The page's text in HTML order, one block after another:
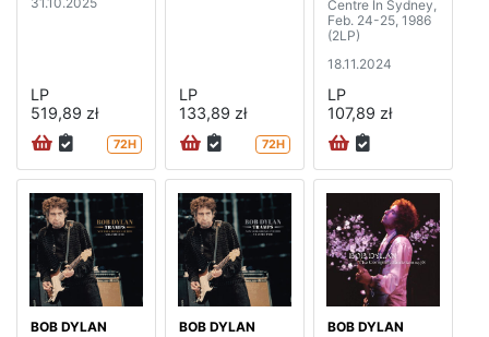
LP
519,89 zł
72H
LP
133,89 zł
72H
Centre In Sydney,
Feb. 24-25, 1986
(2LP)
18.11.2024
LP
107,89 zł
BOB DYLAN
BOB DYLAN
BOB DYLAN